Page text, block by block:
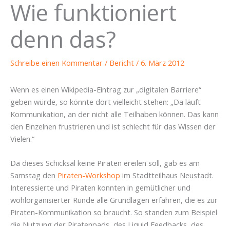
Wie funktioniert
denn das?
Schreibe einen Kommentar / Bericht / 6. März 2012
Wenn es einen Wikipedia-Eintrag zur „digitalen Barriere“
geben würde, so könnte dort vielleicht stehen: „Da läuft
Kommunikation, an der nicht alle Teilhaben können. Das kann
den Einzelnen frustrieren und ist schlecht für das Wissen der
Vielen.“
Da dieses Schicksal keine Piraten ereilen soll, gab es am
Samstag den Piraten-Workshop im Stadtteilhaus Neustadt.
Interessierte und Piraten konnten in gemütlicher und
wohlorganisierter Runde alle Grundlagen erfahren, die es zur
Piraten-Kommunikation so braucht. So standen zum Beispiel